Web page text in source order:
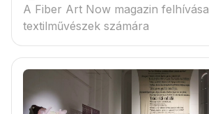
A Fiber Art Now magazin felhívása
textilművészek számára